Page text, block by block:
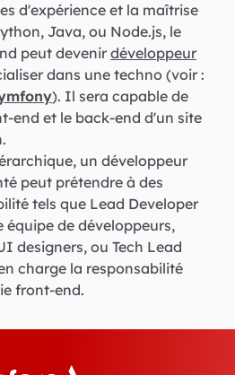
d'expérience et la maîtrise
Java, ou Node.js, le
peut devenir développeur
dans une techno (voir :
). Il sera capable de
end et le back-end d'un site
un développeur
peut prétendre à des
tels que Lead Developer
de développeurs,
designers, ou Tech Lead
charge la responsabilité
front-end.